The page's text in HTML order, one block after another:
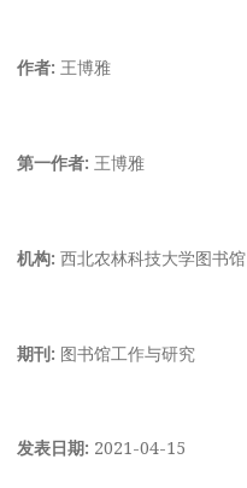
作者: 王博雅
第一作者: 王博雅
机构: 西北农林科技大学图书馆
期刊: 图书馆工作与研究
发表日期: 2021-04-15